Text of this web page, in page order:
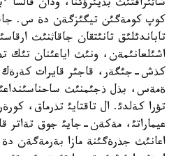
شاثئراقتئث بذيئرؤئنا، ودان قالسا
كوپ كومةگئن تيگئزگةن دة س.
تاباندئلئق تانئتقان جاقاثنئث
اشئلعانئمةن، ونئث اياعئنان تئك
كذش-جئگةر، قاجئر قايرات
ةمةس، بذل ذجئمنئث ساحناسئنداعئ
تؤرا كةلدئ. ال تاقتايئ تذرماق،
عيماراتئ، مةكةن-جايئ جوق تةاتر
اعانئث جذرةگئنة مازا بةرمةگةن